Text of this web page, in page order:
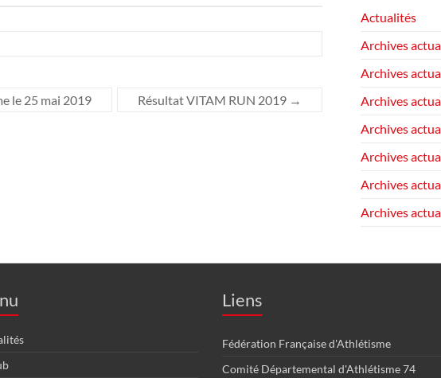
le 25 mai 2019 Résultat VITAM RUN 2019 →
Actualités
Archives
Archives
Archives
Archives
Archives
Archives
Archives
Liens
Fédération Française d'Athlétisme
Comité Départemental d'Athlétisme 74